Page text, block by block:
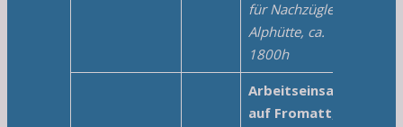
für Nachzügler:
Alphütte, ca.
1800h
Arbeitseinsatz
auf Fromatt